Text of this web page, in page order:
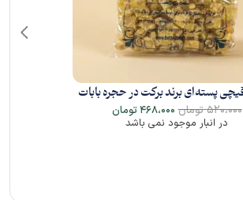
پسته‌ای برند برکت در حجره بابات
۵۲۰،۰۰۰تومان ۴۶۸،۰۰۰ تومان
در انبار موجود نمی باشد